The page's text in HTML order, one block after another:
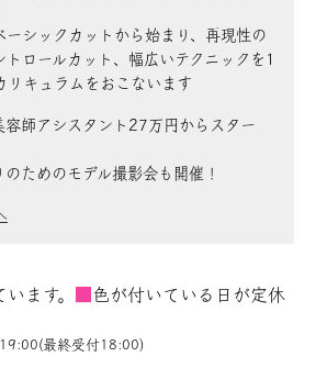
ーシックカットから始まり、再現性の
トロールカット、幅広いテクニックを1
リキュラムをおこないます
容師アシスタント27万円からスター
ためのモデル撮影会も開催！
ます。
色が付いている日が定休
最終受付18:00)